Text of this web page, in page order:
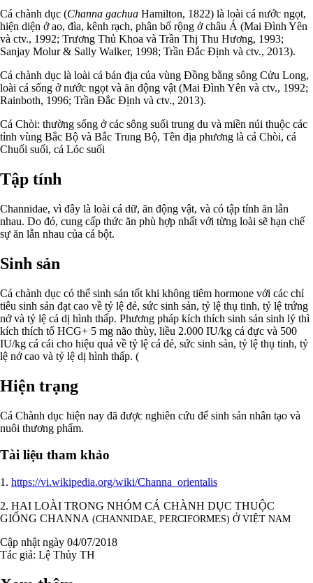
Cá chành dục (Channa gachua Hamilton, 1822) là loài cá nước ngọt,
hiện diện ở ao, đìa, kênh rạch, phân bố rộng ở châu Á (Mai Đình Yên
và ctv., 1992; Trương Thủ Khoa và Trần Thị Thu Hương, 1993;
Sanjay Molur & Sally Walker, 1998; Trần Đắc Định và ctv., 2013).
Cá chành dục là loài cá bản địa của vùng Đồng bằng sông Cửu Long,
loài cá sống ở nước ngọt và ăn động vật (Mai Đình Yên và ctv., 1992;
Rainboth, 1996; Trần Đắc Định và ctv., 2013).
Cá Chòi: thường sống ở các sông suối trung du và miền núi thuộc các
tỉnh vùng Bắc Bộ và Bắc Trung Bộ, Tên địa phương là cá Chòi, cá
Chuối suối, cá Lóc suối
Tập tính
Channidae, vì đây là loài cá dữ, ăn động vật, và có tập tính ăn lẫn
nhau. Do đó, cung cấp thức ăn phù hợp nhất với từng loài sẽ hạn chế
sự ăn lẫn nhau của cá bột.
Sinh sản
Cá chành dục có thể sinh sản tốt khi không tiêm hormone với các chỉ
tiêu sinh sản đạt cao về tỷ lệ đẻ, sức sinh sản, tỷ lệ thụ tinh, tỷ lệ trứng
nở và tỷ lệ cá dị hình thấp. Phương pháp kích thích sinh sản sinh lý thì
kích thích tố HCG+ 5 mg não thùy, liều 2.000 IU/kg cá đực và 500
IU/kg cá cái cho hiệu quả về tỷ lệ cá đẻ, sức sinh sản, tỷ lệ thụ tinh, tỷ
lệ nở cao và tỷ lệ dị hình thấp. (
Hiện trạng
Cá Chành dục hiện nay đã được nghiên cứu để sinh sản nhân tạo và
nuôi thương phẩm.
Tài liệu tham khảo
1. https://vi.wikipedia.org/wiki/Channa_orientalis
2. HAI LOÀI TRONG NHÓM CÁ CHÀNH DỤC THUỘC
GIỐNG CHANNA (CHANNIDAE, PERCIFORMES) Ở VIỆT NAM
Cập nhật ngày 04/07/2018
Tác giả: Lệ Thủy TH